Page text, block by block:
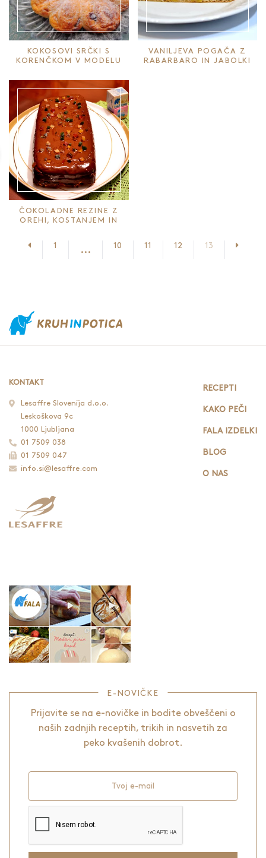
KOKOSOVI SRČKI S
KORENČKOM V MODELU
VANILJEVA POGAČA Z
RABARBARO IN JABOLKI
ČOKOLADNE REZINE Z
OREHI, KOSTANJEM IN
Prejšnja stran
1 ... 10 11 12 13
KONTAKT
Lesaffre Slovenija d.o.o.
Leskoškova 9c
1000 Ljubljana
01 7509 038
01 7509 047
info.si@lesaffre.com
RECEPTI
KAKO PEČI
FALA IZDELKI
BLOG
O NAS
E-NOVIČKE
Prijavite se na e-novičke in bodite obveščeni o
naših zadnjih receptih, trikih in nasvetih za
peko kvašenih dobrot.
Tvoj e-mail